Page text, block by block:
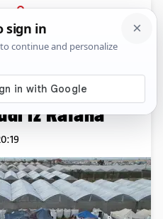
PRIJAVA
Komentari
šatora
iz Rafaha